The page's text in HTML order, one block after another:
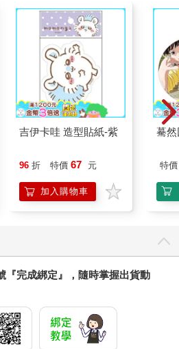
吉伊卡哇 造型貼紙-紫
96 折 特價 67 元
加入購物車
驀
特價
『完成綁定』，隨時掌握出貨動